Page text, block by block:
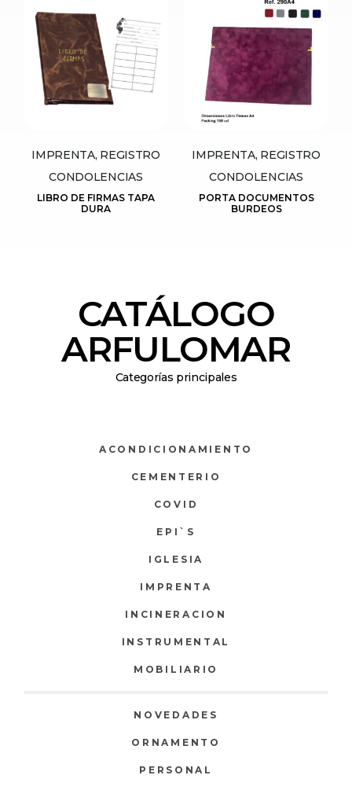
IMPRENTA, REGISTRO
CONDOLENCIAS
LIBRO DE FIRMAS TAPA
DURA
IMPRENTA, REGISTRO
CONDOLENCIAS
PORTA DOCUMENTOS
BURDEOS
CATÁLOGO
ARFULOMAR
Categorías principales
ACONDICIONAMIENTO
CEMENTERIO
COVID
EPI`S
IGLESIA
IMPRENTA
INCINERACION
INSTRUMENTAL
MOBILIARIO
NOVEDADES
ORNAMENTO
PERSONAL